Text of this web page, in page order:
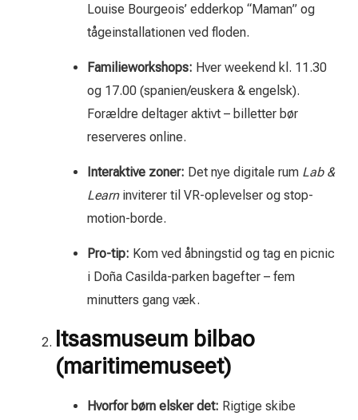
Louise Bourgeois’ edderkop “Maman” og
tågeinstallationen ved floden.
Familieworkshops: Hver weekend kl. 11.30
og 17.00 (spanien/euskera & engelsk).
Forældre deltager aktivt – billetter bør
reserveres online.
Interaktive zoner: Det nye digitale rum Lab &
Learninviterer til VR-oplevelser og stop-
motion-borde.
Pro-tip: Kom ved åbningstid og tag en picnic
i Doña Casilda-parken bagefter – fem
minutters gang væk.
Itsasmuseum bilbao
(maritimemuseet)
Hvorfor børn elsker det: Rigtige skibe